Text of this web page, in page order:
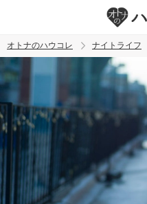
トレンド ワード
吸うやつ
オトナのハウコレ ナイトライフ